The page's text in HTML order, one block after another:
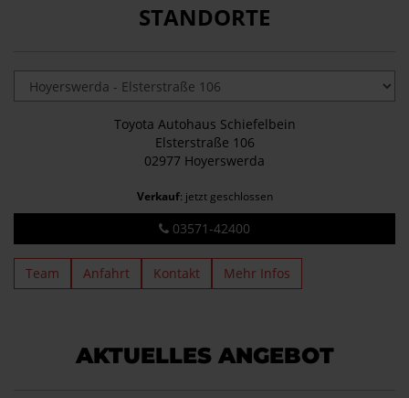
STANDORTE
Toyota Autohaus Schiefelbein
Elsterstraße 106
02977 Hoyerswerda
Verkauf: jetzt geschlossen
03571-42400
Team Anfahrt Kontakt Mehr Infos
AKTUELLES ANGEBOT